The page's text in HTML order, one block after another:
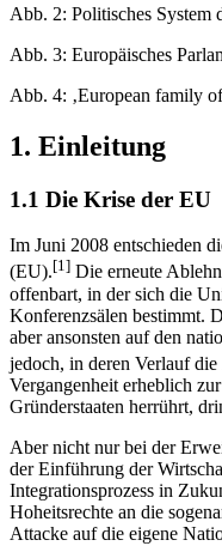
Abb. 2: Politisches System
Abb. 3: Europäisches
Abb. 4: ‚European family
1. Einleitung
1.1 Die Krise der EU
Im Juni 2008 entschieden
(EU).[1] Die erneute
offenbart, in der sich die
Konferenzsälen bestimmt.
aber ansonsten auf den
jedoch, in deren Verlauf
Vergangenheit erheblich
Gründerstaaten herrührt,
Aber nicht nur bei der
der Einführung der
Integrationsprozess in
Hoheitsrechte an die
Attacke auf die eigene